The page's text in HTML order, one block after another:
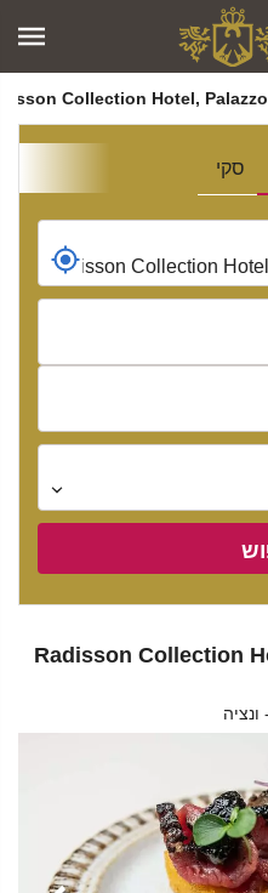
סקי
Radisson Collection